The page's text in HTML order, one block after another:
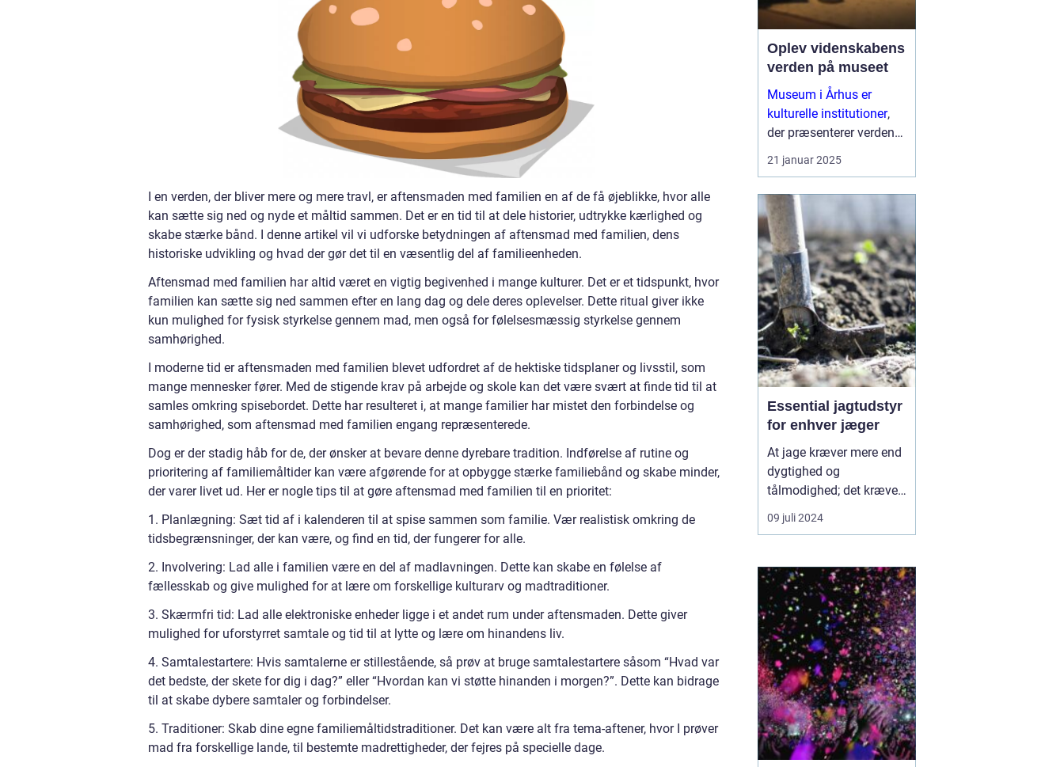
I en verden, der bliver mere og mere travl, er aftensmaden med familien en af de få øjeblikke, hvor alle
kan sætte sig ned og nyde et måltid sammen. Det er en tid til at dele historier, udtrykke kærlighed og
skabe stærke bånd. I denne artikel vil vi udforske betydningen af aftensmad med familien, dens
historiske udvikling og hvad der gør det til en væsentlig del af familieenheden.
Aftensmad med familien har altid været en vigtig begivenhed i mange kulturer. Det er et tidspunkt, hvor
familien kan sætte sig ned sammen efter en lang dag og dele deres oplevelser. Dette ritual giver ikke
kun mulighed for fysisk styrkelse gennem mad, men også for følelsesmæssig styrkelse gennem
samhørighed.
I moderne tid er aftensmaden med familien blevet udfordret af de hektiske tidsplaner og livsstil, som
mange mennesker fører. Med de stigende krav på arbejde og skole kan det være svært at finde tid til at
samles omkring spisebordet. Dette har resulteret i, at mange familier har mistet den forbindelse og
samhørighed, som aftensmad med familien engang repræsenterede.
Dog er der stadig håb for de, der ønsker at bevare denne dyrebare tradition. Indførelse af rutine og
prioritering af familiemåltider kan være afgørende for at opbygge stærke familiebånd og skabe minder,
der varer livet ud. Her er nogle tips til at gøre aftensmad med familien til en prioritet:
1. Planlægning: Sæt tid af i kalenderen til at spise sammen som familie. Vær realistisk omkring de
tidsbegrænsninger, der kan være, og find en tid, der fungerer for alle.
2. Involvering: Lad alle i familien være en del af madlavningen. Dette kan skabe en følelse af
fællesskab og give mulighed for at lære om forskellige kulturarv og madtraditioner.
3. Skærmfri tid: Lad alle elektroniske enheder ligge i et andet rum under aftensmaden. Dette giver
mulighed for uforstyrret samtale og tid til at lytte og lære om hinandens liv.
4. Samtalestartere: Hvis samtalerne er stillestående, så prøv at bruge samtalestartere såsom “Hvad var
det bedste, der skete for dig i dag?” eller “Hvordan kan vi støtte hinanden i morgen?”. Dette kan bidrage
til at skabe dybere samtaler og forbindelser.
5. Traditioner: Skab dine egne familiemåltidstraditioner. Det kan være alt fra tema-aftener, hvor I prøver
mad fra forskellige lande, til bestemte madrettigheder, der fejres på specielle dage.
Oplev videnskabens
verden på museet
Museum i Århus er
kulturelle institutioner,
der præsenterer verden
af fortid, kunst, natur og
videnskab for et bredt
museer meget mere end
blot ru...
21 januar 2025
Essential jagtudstyr
for enhver jæger
At jage kræver mere end
dygtighed og
tålmodighed; det kræver
også det rette udstyr.
Jagtudstyr kan variere
jagttypen, terrænet og
jægerens personlige
præferencer. Fra den
grundl&...
09 juli 2024